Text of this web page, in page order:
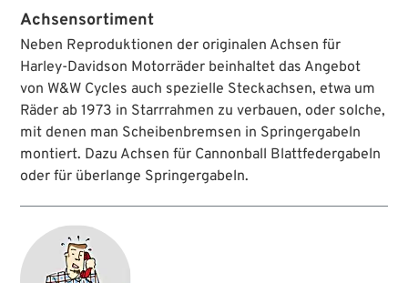
Achsensortiment
Neben Reproduktionen der originalen Achsen für
Harley-Davidson Motorräder beinhaltet das Angebot
von W&W Cycles auch spezielle Steckachsen, etwa um
Räder ab 1973 in Starrrahmen zu verbauen, oder solche,
mit denen man Scheibenbremsen in Springergabeln
montiert. Dazu Achsen für Cannonball Blattfedergabeln
oder für überlange Springergabeln.